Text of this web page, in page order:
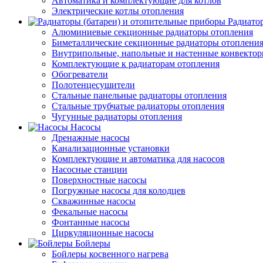
Электрические котлы отопления
Алюминиевые секционные радиаторы отопления
Биметаллические секционные радиаторы отопления
Внутрипольные, напольные и настенные
Комплектующие к радиаторам отопления
Обогреватели
Полотенцесушители
Стальные панельные радиаторы отопления
Стальные трубчатые радиаторы отопления
Чугунные радиаторы отопления
Насосы
Дренажные насосы
Канализационные установки
Комплектующие и автоматика для насосов
Насосные станции
Поверхностные насосы
Погружные насосы для колодцев
Скважинные насосы
Фекальные насосы
Фонтанные насосы
Циркуляционные насосы
Бойлеры
Бойлеры косвенного нагрева